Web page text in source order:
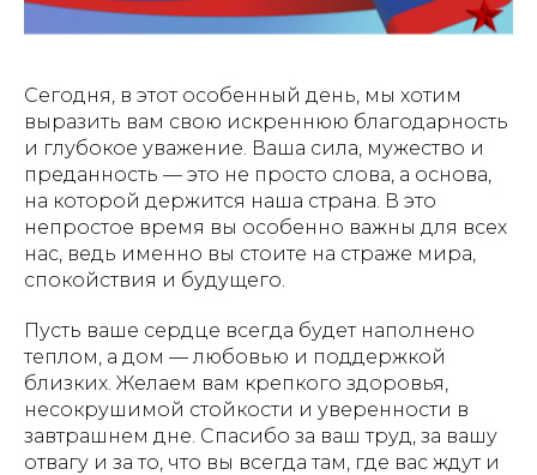
Сегодня, в этот особенный день, мы хотим
выразить вам свою искреннюю благодарность
и глубокое уважение. Ваша сила, мужество и
преданность — это не просто слова, а основа,
на которой держится наша страна. В это
непростое время вы особенно важны для всех
нас, ведь именно вы стоите на страже мира,
спокойствия и будущего.
Пусть ваше сердце всегда будет наполнено
теплом, а дом — любовью и поддержкой
близких. Желаем вам крепкого здоровья,
несокрушимой стойкости и уверенности в
завтрашнем дне. Спасибо за ваш труд, за вашу
отвагу и за то, что вы всегда там, где вас ждут и